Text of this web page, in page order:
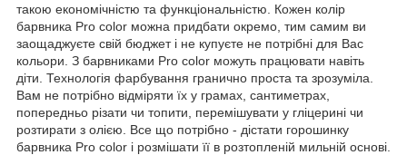
такою економічністю та функціональністю. Кожен колір
барвника Pro color можна придбати окремо, тим самим ви
заощаджуєте свій бюджет і не купуєте не потрібні для Вас
кольори. З барвниками Pro color можуть працювати навіть
діти. Технологія фарбування гранично проста та зрозуміла.
Вам не потрібно відміряти їх у грамах, сантиметрах,
попередньо різати чи топити, перемішувати у гліцерині чи
розтирати з олією. Все що потрібно - дістати горошинку
барвника Pro color і розмішати її в розтопленій мильній основі.